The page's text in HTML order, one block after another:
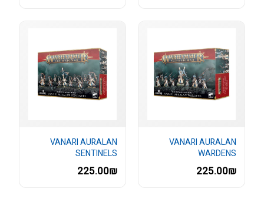
VANARI AURALAN
WARDENS
225.00₪
VANARI AURALAN
SENTINELS
225.00₪